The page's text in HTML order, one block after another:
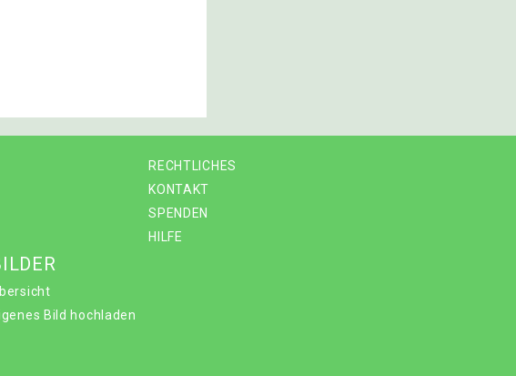
RECHTLICHES
KONTAKT
SPENDEN
HILFE
Bild hochladen